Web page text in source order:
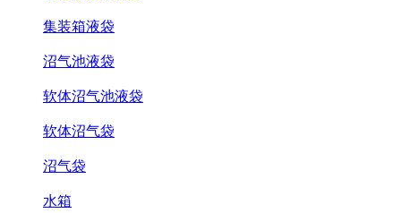
集装箱液袋
沼气池液袋
软体沼气池液袋
软体沼气袋
沼气袋
水箱